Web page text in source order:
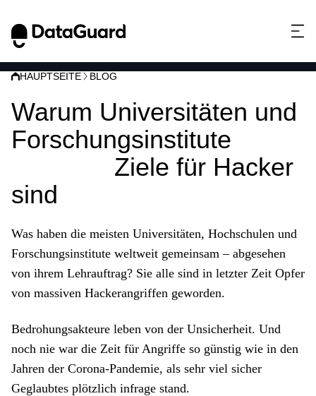
HAUPTSEITE BLOG
Warum Universitäten und
Forschungsinstitute
Ziele für Hacker
sind
Was haben die meisten Universitäten, Hochschulen und
Forschungsinstitute weltweit gemeinsam – abgesehen
von ihrem Lehrauftrag? Sie alle sind in letzter Zeit Opfer
von massiven Hackerangriffen geworden.
Bedrohungsakteure leben von der Unsicherheit. Und
noch nie war die Zeit für Angriffe so günstig wie in den
Jahren der Corona-Pandemie, als sehr viel sicher
Geglaubtes plötzlich infrage stand.